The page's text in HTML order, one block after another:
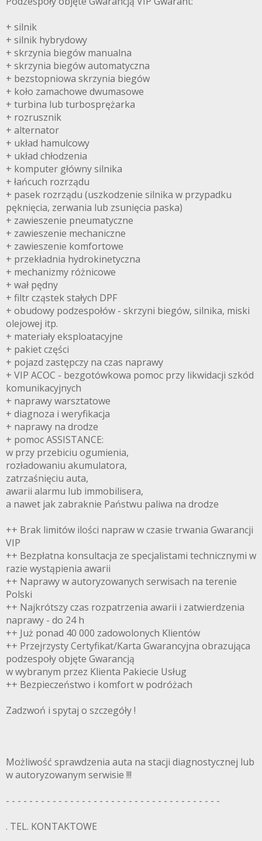
+ silnik
+ silnik hybrydowy
+ skrzynia biegów manualna
+ skrzynia biegów automatyczna
+ bezstopniowa skrzynia biegów
+ koło zamachowe dwumasowe
+ turbina lub turbosprężarka
+ rozrusznik
+ alternator
+ układ hamulcowy
+ układ chłodzenia
+ komputer główny silnika
+ łańcuch rozrządu
+ pasek rozrządu (uszkodzenie silnika w przypadku
pęknięcia, zerwania lub zsunięcia paska)
+ zawieszenie pneumatyczne
+ zawieszenie mechaniczne
+ zawieszenie komfortowe
+ przekładnia hydrokinetyczna
+ mechanizmy różnicowe
+ wał pędny
+ filtr cząstek stałych DPF
+ obudowy podzespołów - skrzyni biegów, silnika, miski
olejowej itp.
+ materiały eksploatacyjne
+ pakiet części
+ pojazd zastępczy na czas naprawy
+ VIP ACOC - bezgotówkowa pomoc przy likwidacji szkód
komunikacyjnych
+ naprawy warsztatowe
+ diagnoza i weryfikacja
+ naprawy na drodze
+ pomoc ASSISTANCE:
w przy przebiciu ogumienia,
rozładowaniu akumulatora,
zatrzaśnięciu auta,
awarii alarmu lub immobilisera,
a nawet jak zabraknie Państwu paliwa na drodze
++ Brak limitów ilości napraw w czasie trwania Gwarancji
VIP
++ Bezpłatna konsultacja ze specjalistami technicznymi w
razie wystąpienia awarii
++ Naprawy w autoryzowanych serwisach na terenie
Polski
++ Najkrótszy czas rozpatrzenia awarii i zatwierdzenia
naprawy - do 24 h
++ Już ponad 40 000 zadowolonych Klientów
++ Przejrzysty Certyfikat/Karta Gwarancyjna obrazująca
podzespoły objęte Gwarancją
w wybranym przez Klienta Pakiecie Usług
++ Bezpieczeństwo i komfort w podróżach
Zadzwoń i spytaj o szczegóły !
Możliwość sprawdzenia auta na stacji diagnostycznej lub
w autoryzowanym serwisie !!!
- - - - - - - - - - - - - - - - - - - - - - - - - - - - - - - - - - - - -
. TEL. KONTAKTOWE